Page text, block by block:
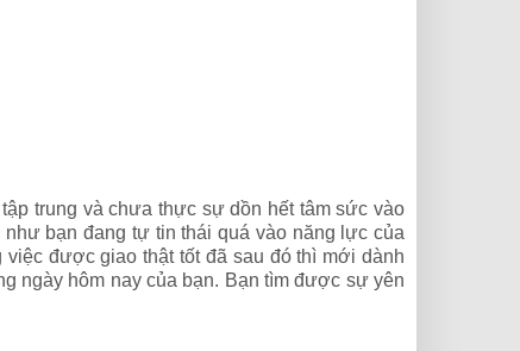
trung và chưa thực sự dồn hết tâm sức vào
bạn đang tự tin thái quá vào năng lực của
được giao thật tốt đã sau đó thì mới dành
ngày hôm nay của bạn. Bạn tìm được sự yên